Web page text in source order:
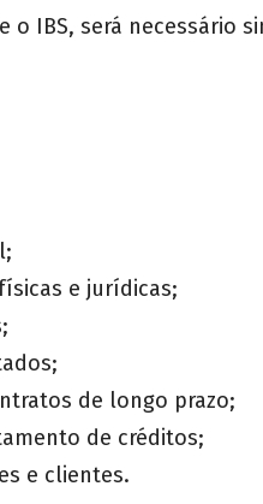
o IBS, será necessário
e jurídicas;
de longo prazo;
de créditos;
e clientes.